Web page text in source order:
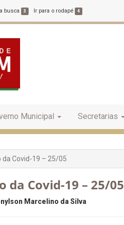
busca 3 Ir para o rodapé 4
Municipal Secretarias
da Covid-19 – 25/05
da Covid-19 – 25/05
Marcelino da Silva